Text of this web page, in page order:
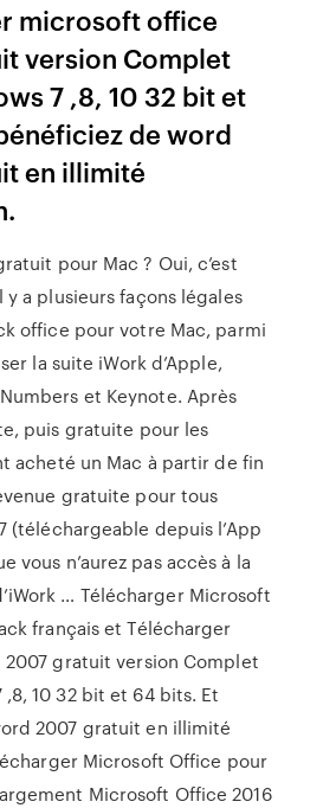
microsoft office
version Complet
7 ,8, 10 32 bit et
de word
en illimité
pour Mac ? Oui, c’est
a plusieurs façons légales
office pour votre Mac, parmi
la suite iWork d’Apple,
et Keynote. Après
puis gratuite pour les
acheté un Mac à partir de fin
gratuite pour tous
(téléchargeable depuis l’App
vous n’aurez pas accès à la
… Télécharger Microsoft
français et Télécharger
gratuit version Complet
10 32 bit et 64 bits. Et
2007 gratuit en illimité
Microsoft Office pour
Microsoft Office 2016